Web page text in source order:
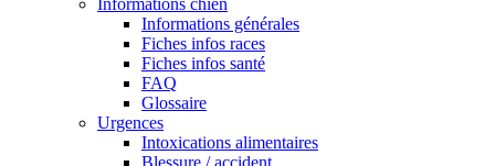
Informations chien
Informations générales
Fiches infos races
Fiches infos santé
FAQ
Glossaire
Urgences
Intoxications alimentaires
Blessure / accident